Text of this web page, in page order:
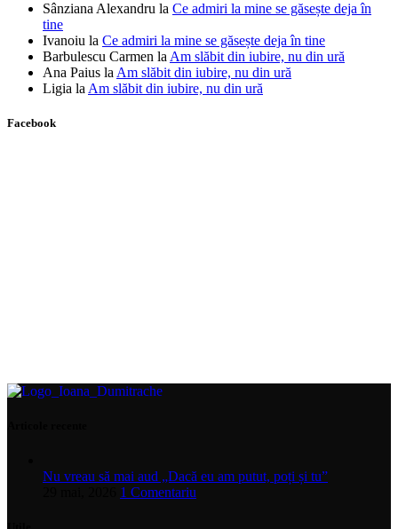
Sânziana Alexandru la Ce admiri la mine se găsește deja în
tine
Ivanoiu la Ce admiri la mine se găsește deja în tine
Barbulescu Carmen la Am slăbit din iubire, nu din ură
Ana Paius la Am slăbit din iubire, nu din ură
Ligia la Am slăbit din iubire, nu din ură
Facebook
Nu vreau să mai aud „Dacă eu am putut, poți și tu”
1 Comentariu